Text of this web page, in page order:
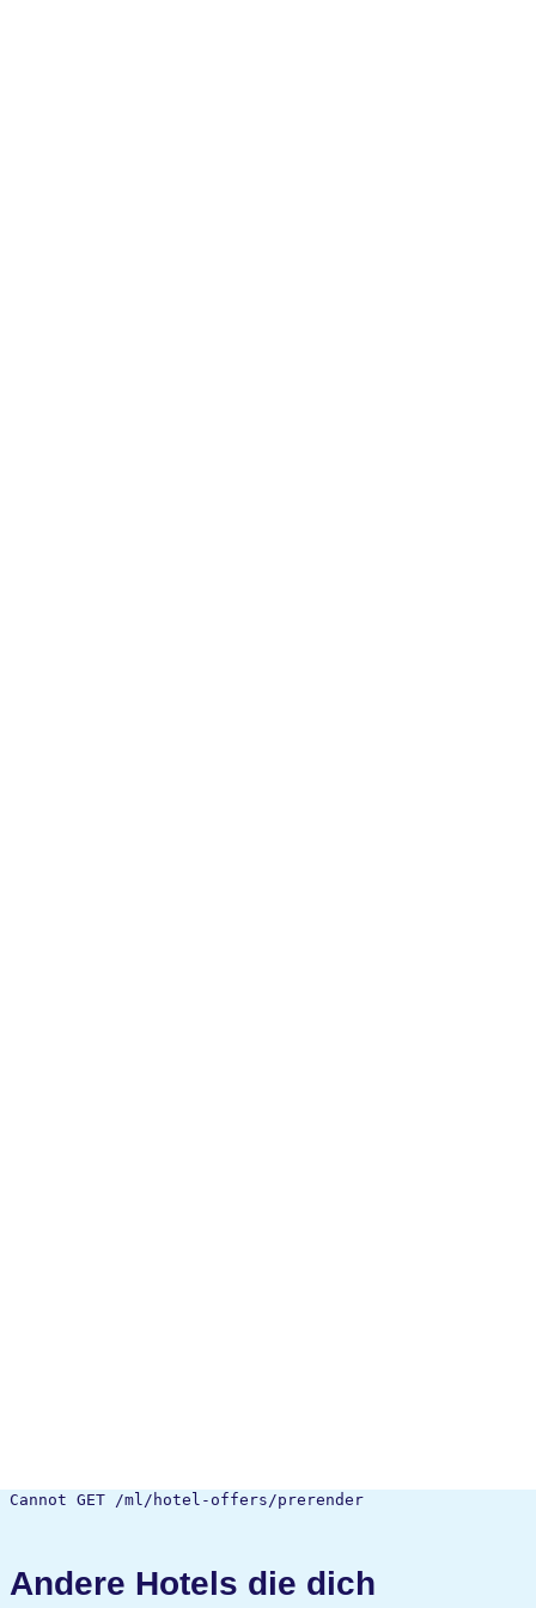
Cannot GET /ml/hotel-offers/prerender
Andere Hotels die dich